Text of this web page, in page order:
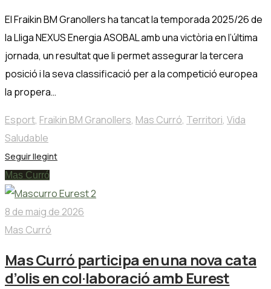
El Fraikin BM Granollers ha tancat la temporada 2025/26 de
la Lliga NEXUS Energia ASOBAL amb una victòria en l’última
jornada, un resultat que li permet assegurar la tercera
posició i la seva classificació per a la competició europea
la propera…
Esport, Fraikin BM Granollers, Mas Curró, Territori, Vida
Saludable
Seguir llegint
Mas Curró
8 de maig de 2026
Mas Curró
Mas Curró participa en una nova cata
d’olis en col·laboració amb Eurest